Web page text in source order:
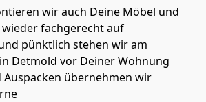
wir auch Deine Möbel und
wieder fachgerecht auf
pünktlich stehen wir am
Detmold vor Deiner Wohnung
Auspacken übernehmen wir